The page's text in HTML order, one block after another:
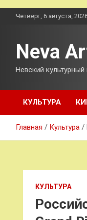
ПерейтиЧетверг, 6 августа,
Neva
Невский
КУЛЬТУРА
Главная Культура
КУЛЬТУРА